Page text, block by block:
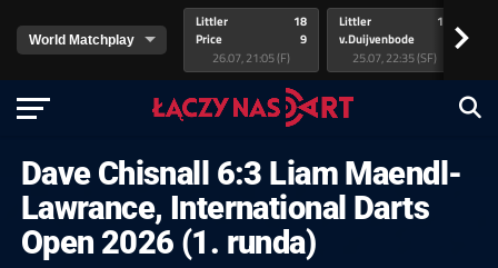
Littler
Price
18
9
26.07, 21:05 (F)
Littler
v.Duijvenbode
17
25.07, 22:35 (SF)
>
Dave Chisnall 6:3 Liam Maendl-
Lawrance, International Darts
Open 2026 (1. runda)